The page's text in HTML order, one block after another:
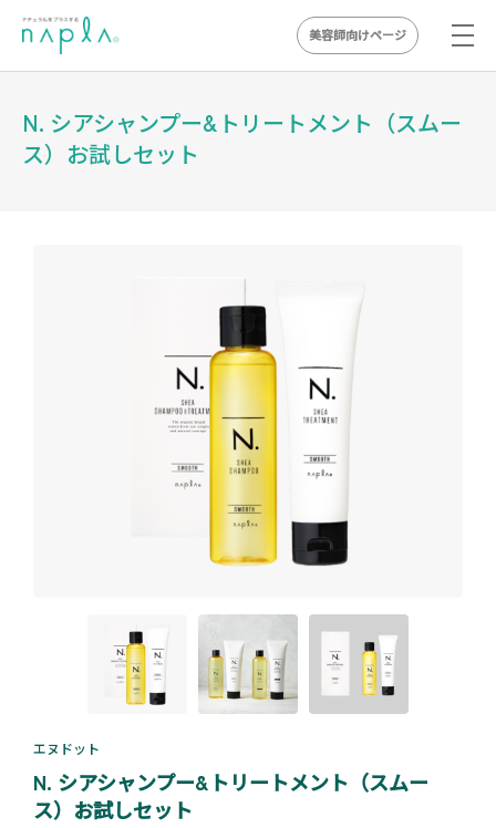
content
美容師向けページ
N. シアシャンプー&トリートメント（スムー
ス）お試しセット
エヌドット
N. シアシャンプー&トリートメント（スムー
ス）お試しセット